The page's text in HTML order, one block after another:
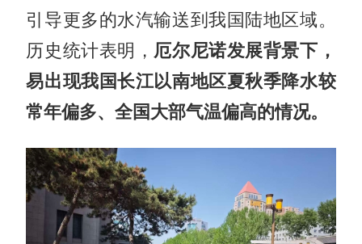
引导更多的水汽输送到我国陆地区域。
历史统计表明， 厄尔尼诺发展背景下，
易出现我国长江以南地区夏秋季降水较
常年偏多、全国大部气温偏高的情况。